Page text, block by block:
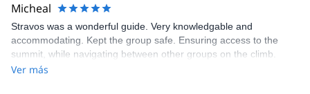
Micheal
Stravos was a wonderful guide. Very knowledgable and
accommodating. Kept the group safe. Ensuring access to the
summit, while navigating between other groups on the climb.
Ver más